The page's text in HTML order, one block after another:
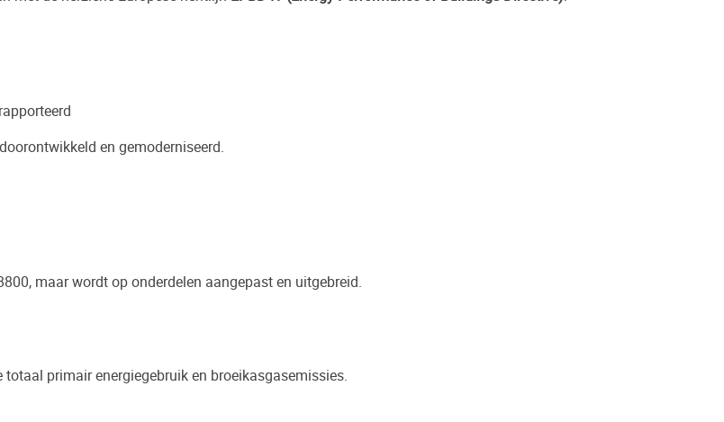
en gemoderniseerd.
maar wordt op onderdelen aangepast en uitgebreid.
primair energiegebruik en broeikasgasemissies.